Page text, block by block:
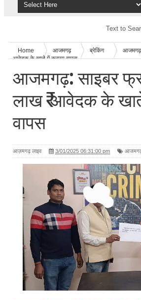
Home आजमगढ़ ब्रेकिंग
आवेदक के खाते में कराया वापस
आजमगढ़: साइबर
लाख ₹ आवेदक के
वापस
आज़मगढ़ लाइव 3/01/2025 06:31:00 pm